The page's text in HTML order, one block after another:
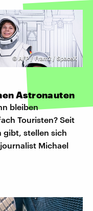
©AFP / Fram2 / SpaceX
Astronauten
bleiben
Touristen? Seit
gibt, stellen sich
Michael